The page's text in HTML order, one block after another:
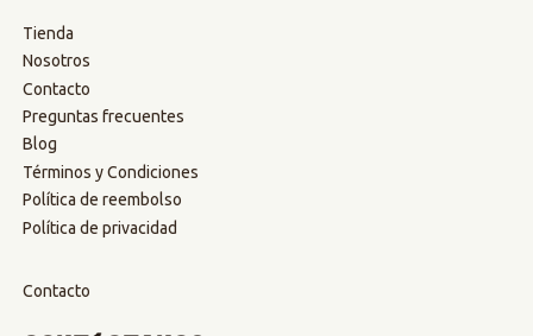
Tienda
Nosotros
Contacto
Preguntas frecuentes
Blog
Términos y Condiciones
Política de reembolso
Política de privacidad
Contacto